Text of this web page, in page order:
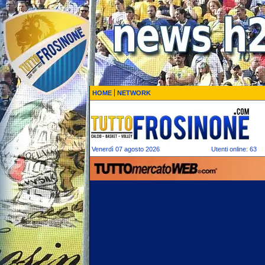
HOME NETWORK
Venerdì 07 agosto 2026 Utenti online: 63